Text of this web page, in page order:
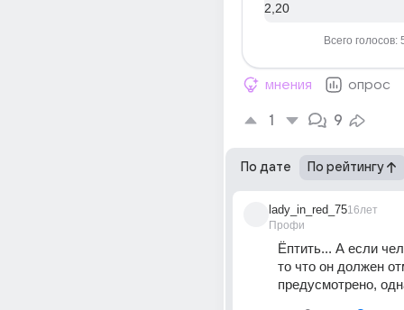
2,20
Всего голосов:
мнения опрос
1 9
По дате По рейтингу
lady_in_red_75
Профи
16лет
Ёптить... А если
то что он должен
предусмотрено,